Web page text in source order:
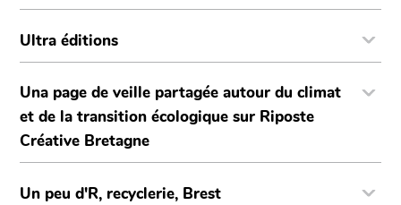
Ultra éditions
Una page de veille partagée autour du climat
et de la transition écologique sur Riposte
Créative Bretagne
Un peu d'R, recyclerie, Brest